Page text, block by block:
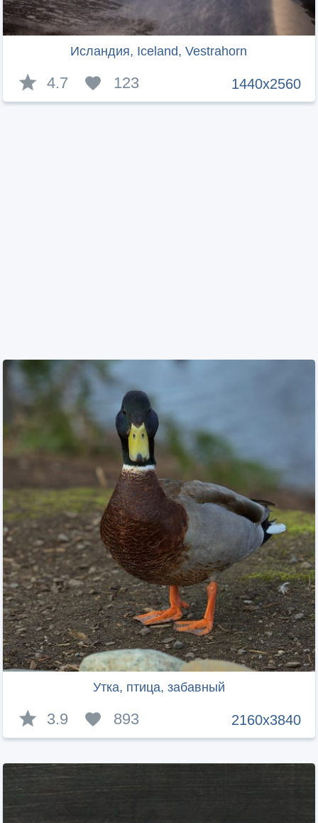
Исландия, Iceland, Vestrahorn
1440x2560
4.7 123
Утка, птица, забавный
2160x3840
3.9 893